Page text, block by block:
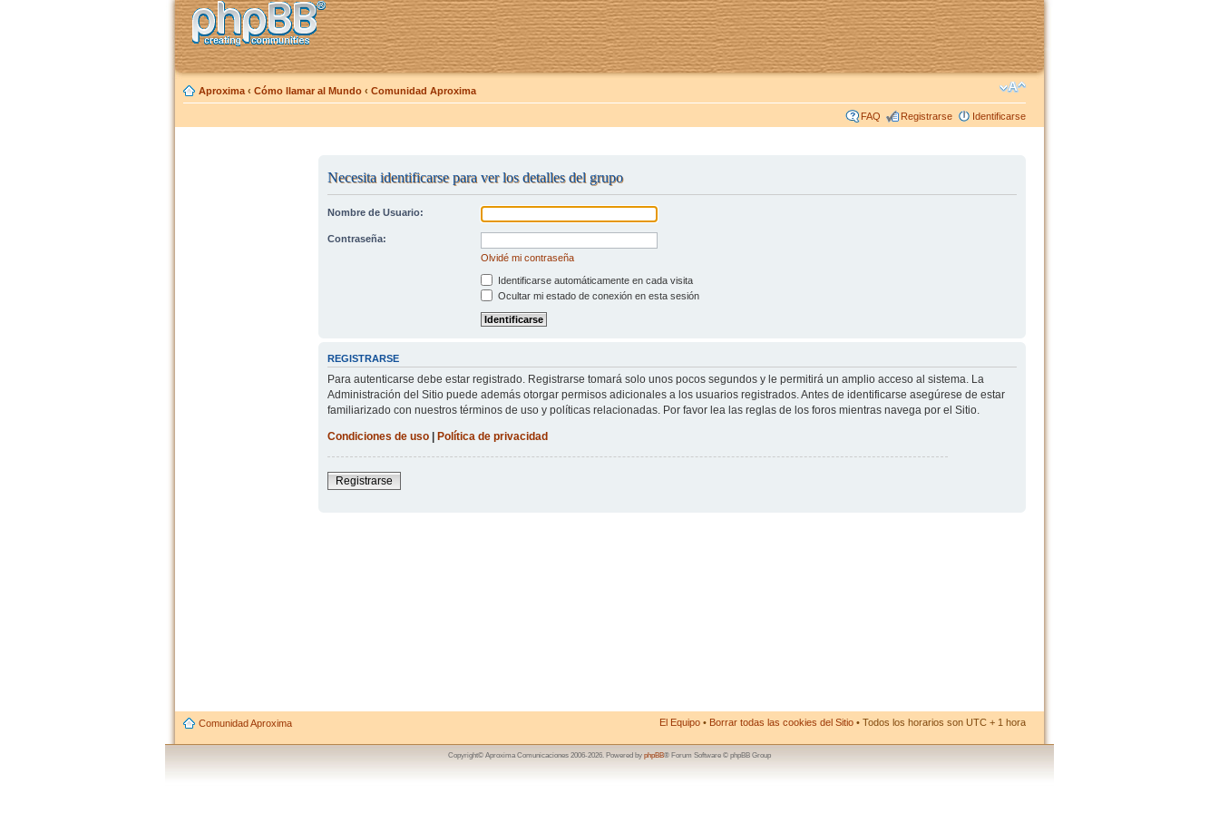
Aproxima ‹ Cómo llamar al Mundo ‹ Comunidad Aproxima
FAQ Registrarse Identificarse
Necesita identificarse para ver los detalles del grupo
Nombre de Usuario:
Contraseña:
Olvidé mi contraseña
Identificarse automáticamente en cada visita
Ocultar mi estado de conexión en esta sesión
REGISTRARSE
Para autenticarse debe estar registrado. Registrarse tomará solo unos pocos segundos y le permitirá un amplio acceso al sistema. La
Administración del Sitio puede además otorgar permisos adicionales a los usuarios registrados. Antes de identificarse asegúrese de estar
familiarizado con nuestros términos de uso y políticas relacionadas. Por favor lea las reglas de los foros mientras navega por el Sitio.
Condiciones de uso| Política de privacidad
Registrarse
Comunidad Aproxima El Equipo • Borrar todas las cookies del Sitio • Todos los horarios son UTC + 1 hora
Copyright© Aproxima Comunicaciones 2006-2026. Powered by phpBB® Forum Software © phpBB Group